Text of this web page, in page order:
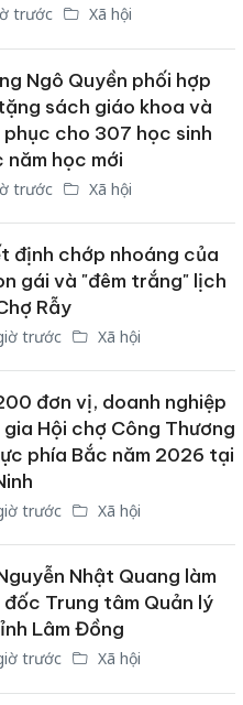
trước Xã hội
Ngô Quyền phối hợp
sách giáo khoa và
phục cho 307 học sinh
học mới
trước Xã hội
định chớp nhoáng của
gái và "đêm trắng" lịch
Rẫy
trước Xã hội
đơn vị, doanh nghiệp
Hội chợ Công Thương
phía Bắc năm 2026 tại
trước Xã hội
Nhật Quang làm
đốc Trung tâm Quản lý
Lâm Đồng
trước Xã hội